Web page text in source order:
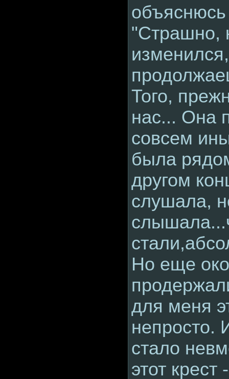
объяснюсь
"Страшно,
Того,
нас... Она
совсем
была
другом
слушала,
Но еще
для меня
непросто.
стало
этот